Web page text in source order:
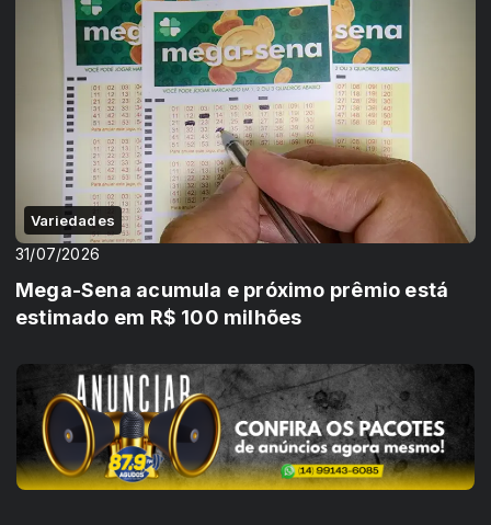
Variedades
31/07/2026
Mega-Sena acumula e próximo prêmio está
estimado em R$ 100 milhões